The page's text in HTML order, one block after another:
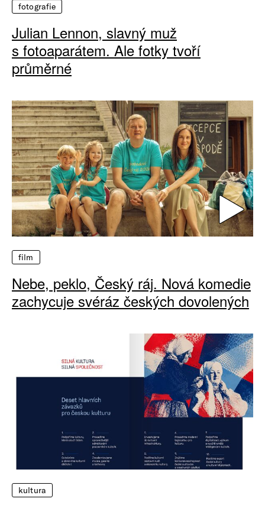
fotografie
Julian Lennon, slavný muž
s fotoaparátem. Ale fotky tvoří
průměrné
film
Nebe, peklo, Český ráj. Nová komedie
zachycuje svéráz českých dovolených
kultura